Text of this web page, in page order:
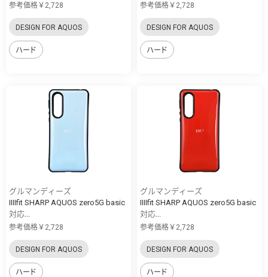
参考価格￥2,728
DESIGN FOR AQUOS
ハード
参考価格￥2,728
DESIGN FOR AQUOS
ハード
グルマンディーズ
IIIIfit SHARP AQUOS zero5G basic
対応...
参考価格￥2,728
DESIGN FOR AQUOS
ハード
グルマンディーズ
IIIIfit SHARP AQUOS zero5G basic
対応...
参考価格￥2,728
DESIGN FOR AQUOS
ハード